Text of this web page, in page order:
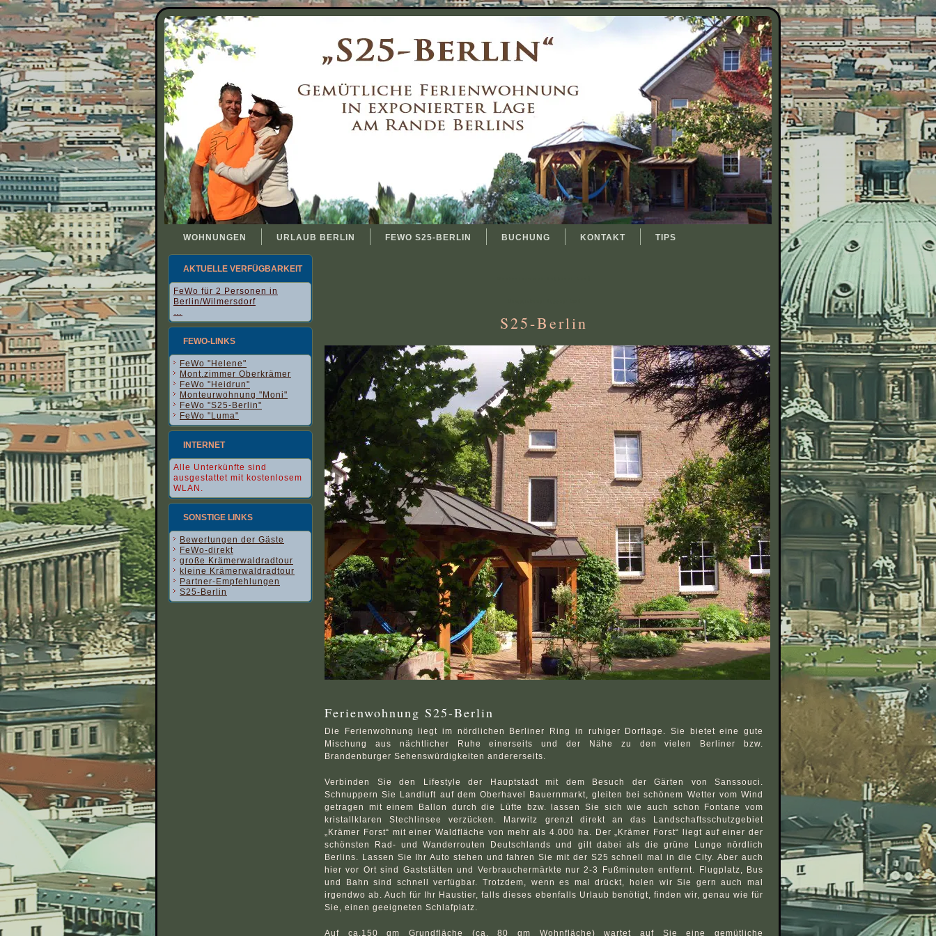
WOHNUNGEN URLAUB BERLIN FEWO S25-BERLIN BUCHUNG KONTAKT TIPS
AKTUELLE VERFÜGBARKEIT
FeWo für 2 Personen in
Berlin/Wilmersdorf
…
FEWO-LINKS
FeWo "Helene"
Mont.zimmer Oberkrämer
FeWo "Heidrun"
Monteurwohnung "Moni"
FeWo "S25-Berlin"
FeWo "Luma"
INTERNET
Alle Unterkünfte sind
ausgestattet mit kostenlosem
WLAN.
SONSTIGE LINKS
Bewertungen der Gäste
FeWo-direkt
große Krämerwaldradtour
kleine Krämerwaldradtour
Partner-Empfehlungen
S25-Berlin
S25-Berlin
Ferienwohnung S25-Berlin
Die Ferienwohnung liegt im nördlichen Berliner Ring in ruhiger Dorflage. Sie bietet eine gute
Mischung aus nächtlicher Ruhe einerseits und der Nähe zu den vielen Berliner bzw.
Brandenburger Sehenswürdigkeiten andererseits.
Verbinden Sie den Lifestyle der Hauptstadt mit dem Besuch der Gärten von Sanssouci.
Schnuppern Sie Landluft auf dem Oberhavel Bauernmarkt, gleiten bei schönem Wetter vom Wind
getragen mit einem Ballon durch die Lüfte bzw. lassen Sie sich wie auch schon Fontane vom
kristallklaren Stechlinsee verzücken. Marwitz grenzt direkt an das Landschaftsschutzgebiet
„Krämer Forst“ mit einer Waldfläche von mehr als 4.000 ha. Der „Krämer Forst“ liegt auf einer der
schönsten Rad- und Wanderrouten Deutschlands und gilt dabei als die grüne Lunge nördlich
Berlins. Lassen Sie Ihr Auto stehen und fahren Sie mit der S25 schnell mal in die City. Aber auch
hier vor Ort sind Gaststätten und Verbrauchermärkte nur 2-3 Fußminuten entfernt. Flugplatz, Bus
und Bahn sind schnell verfügbar. Trotzdem, wenn es mal drückt, holen wir Sie gern auch mal
irgendwo ab. Auch für Ihr Haustier, falls dieses ebenfalls Urlaub benötigt, finden wir, genau wie für
Sie, einen geeigneten Schlafplatz.
Auf ca.150 qm Grundfläche (ca. 80 qm Wohnfläche) wartet auf Sie eine gemütliche